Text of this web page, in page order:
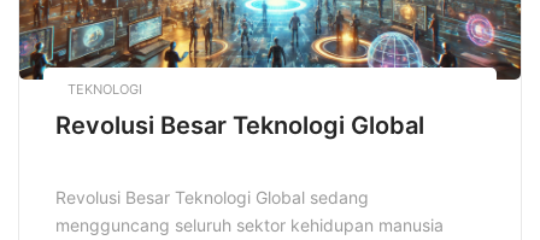
TEKNOLOGI
Revolusi Besar Teknologi Global
Revolusi Besar Teknologi Global sedang
mengguncang seluruh sektor kehidupan manusia